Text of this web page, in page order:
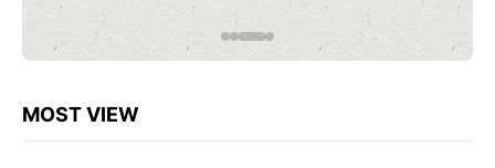
MOST VIEW